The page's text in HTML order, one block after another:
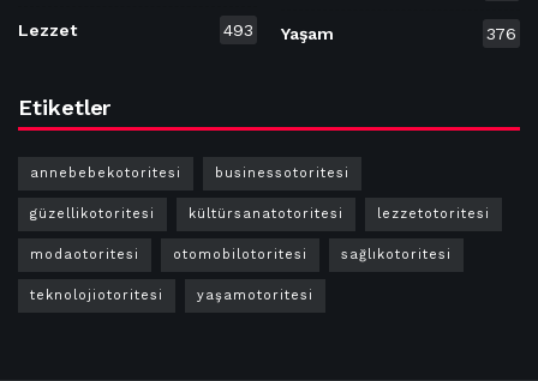
Lezzet 493 Yaşam 376
Etiketler
annebebekotoritesi businessotoritesi
güzellikotoritesi kültürsanatotoritesi lezzetotoritesi
modaotoritesi otomobilotoritesi sağlıkotoritesi
teknolojiotoritesi yaşamotoritesi